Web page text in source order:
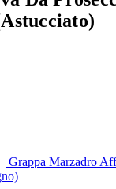
Grappa Marzadro